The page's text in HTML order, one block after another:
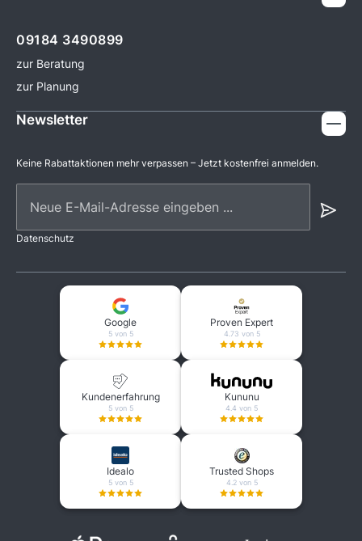
09184 3490899
zur Beratung
zur Planung
Newsletter
Keine Rabattaktionen mehr verpassen – Jetzt kostenfrei anmelden.
Datenschutz
Google
5 von 5
Proven Expert
4.73 von 5
Kundenerfahrung
5 von 5
Kununu
4.4 von 5
Idealo
5 von 5
Trusted Shops
4.2 von 5